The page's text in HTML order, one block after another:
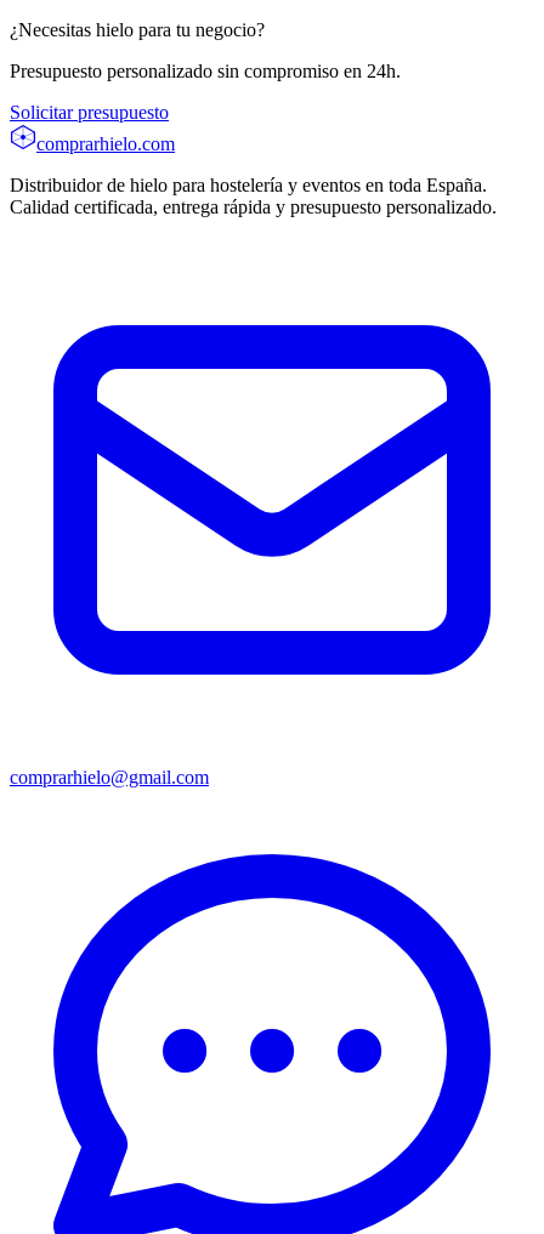
¿Necesitas hielo para tu negocio?
Presupuesto personalizado sin compromiso en 24h.
Solicitar presupuesto
comprarhielo.com
Distribuidor de hielo para hostelería y eventos en toda España.
Calidad certificada, entrega rápida y presupuesto personalizado.
comprarhielo@gmail.com